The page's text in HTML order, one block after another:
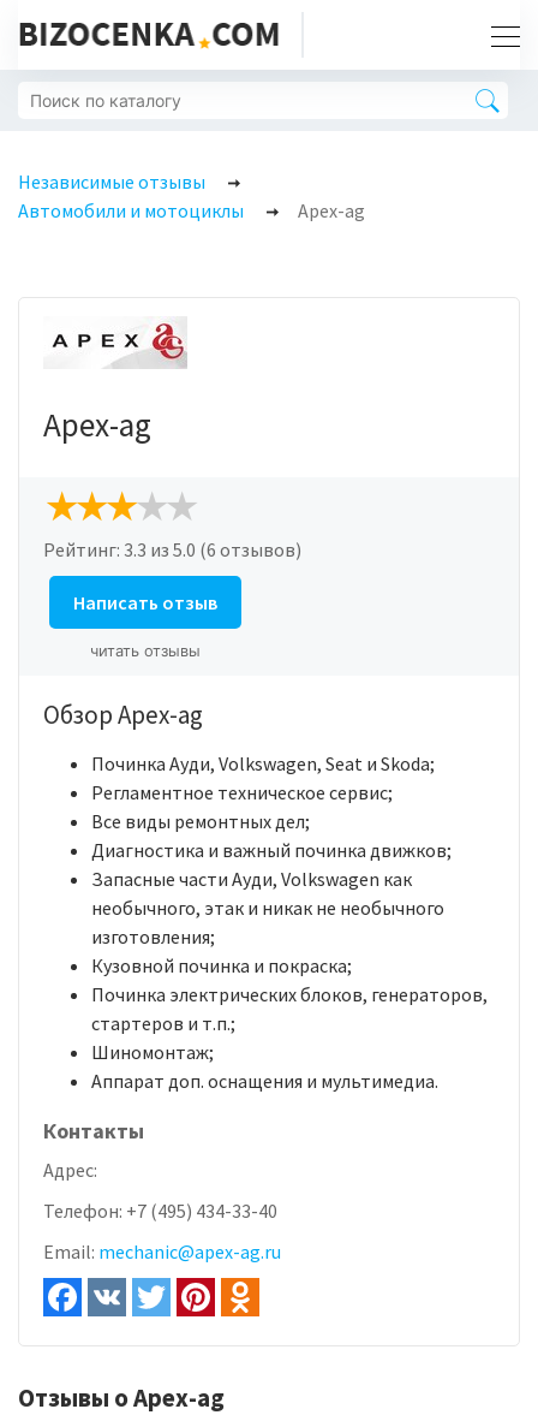
Независимые отзывы
Автомобили и мотоциклы
Apex-ag
Apex-ag
Рейтинг: 3.3 из 5.0 (6 отзывов)
Написать отзыв
читать отзывы
Обзор Apex-ag
Починка Ауди, Volkswagen, Seat и Skoda;
Регламентное техническое сервис;
Все виды ремонтных дел;
Диагностика и важный починка движков;
Запасные части Ауди, Volkswagen как
необычного, этак и никак не необычного
изготовления;
Кузовной починка и покраска;
Починка электрических блоков, генераторов,
стартеров и т.п.;
Шиномонтаж;
Аппарат доп. оснащения и мультимедиа.
Контакты
Адрес:
Телефон: +7 (495) 434-33-40
Email: mechanic@apex-ag.ru
Отзывы о Apex-ag